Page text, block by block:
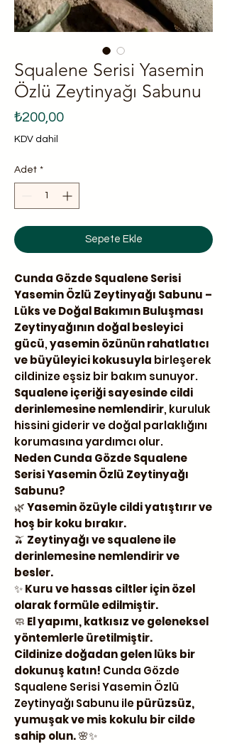
Squalene Serisi Yasemin
Özlü Zeytinyağı Sabunu
₺200,00Fiyat
KDV dahil
Adet *
Sepete Ekle
Cunda Gözde Squalene Serisi
Yasemin Özlü Zeytinyağı Sabunu –
Lüks ve Doğal Bakımın Buluşması
Zeytinyağının doğal besleyici
gücü,yasemin özünün rahatlatıcı
ve büyüleyici kokusuyla birleşerek
cildinize eşsiz bir bakım sunuyor.
Squalene içeriği sayesinde cildi
derinlemesine nemlendirir, kuruluk
hissini giderir ve doğal parlaklığını
korumasına yardımcı olur.
Neden Cunda Gözde Squalene
Serisi Yasemin Özlü Zeytinyağı
Sabunu?
🌿Yasemin özüyle cildi yatıştırır ve
hoş bir koku bırakır.
🫒 Zeytinyağı ve squalene ile
derinlemesine nemlendirir ve
besler.
✨Kuru ve hassas ciltler için özel
olarak formüle edilmiştir.
🧼 El yapımı, katkısız ve geleneksel
yöntemlerle üretilmiştir.
Cildinize doğadan gelen lüks bir
dokunuş katın! Cunda Gözde
Squalene Serisi Yasemin Özlü
Zeytinyağı Sabunu ilepürüzsüz,
yumuşak ve mis kokulu bir cilde
sahip olun.🌸✨